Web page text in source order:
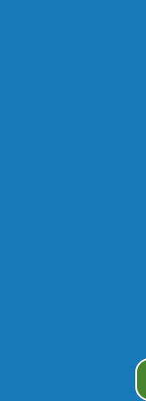
tek taraflı olarak